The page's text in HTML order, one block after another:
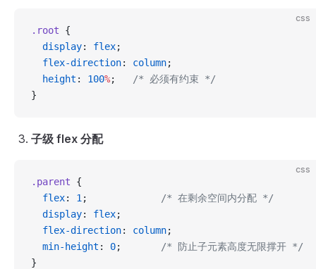
css
.root {
  display
: flex;
  flex-direction
: column;
  height
: 100%;
/* 必须有约束 */
}
子级 flex 分配
css
.parent {
  flex
: 1 ;
/* 在剩余空间内分配 */
  display
: flex;
  flex-direction
: column;
  min-height
: 0;
/* 防止子元素高度无限撑开 */
}